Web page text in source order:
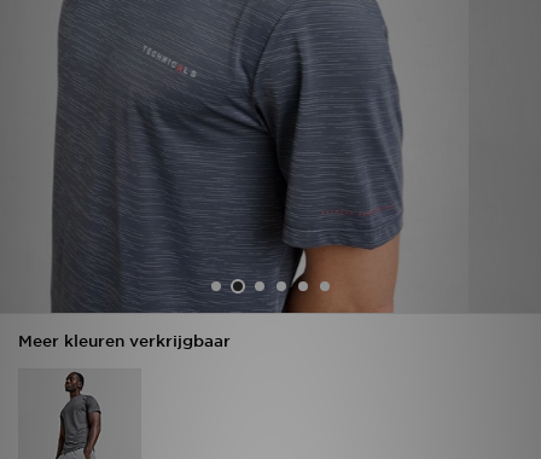
Meer kleuren verkrijgbaar
Vind een winkel
Bestelling traceren
Klantenservice
Download de app
Wie wij zijn